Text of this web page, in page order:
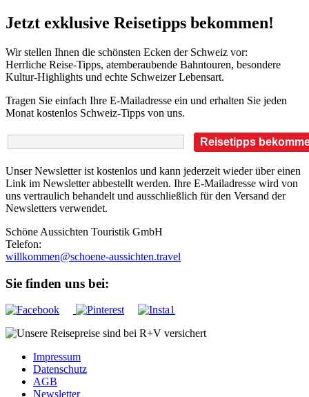
Jetzt exklusive Reisetipps bekommen!
Wir stellen Ihnen die schönsten Ecken der Schweiz vor:
Herrliche Reise-Tipps, atemberaubende Bahntouren, besondere
Kultur-Highlights und echte Schweizer Lebensart.
Tragen Sie einfach Ihre E-Mailadresse ein und erhalten Sie jeden
Monat kostenlos Schweiz-Tipps von uns.
Unser Newsletter ist kostenlos und kann jederzeit wieder über einen
Link im Newsletter abbestellt werden. Ihre E-Mailadresse wird von
uns vertraulich behandelt und ausschließlich für den Versand der
Newsletters verwendet.
Schöne Aussichten Touristik GmbH
Telefon:
Sie finden uns bei:
Impressum
Datenschutz
AGB
Newsletter